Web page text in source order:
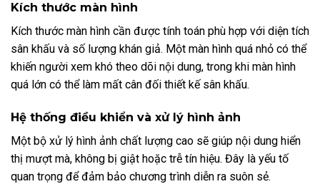
Kích thước màn hình
Kích thước màn hình cần được tính toán phù hợp với diện tích
sân khấu và số lượng khán giả. Một màn hình quá nhỏ có thể
khiến người xem khó theo dõi nội dung, trong khi màn hình
quá lớn có thể làm mất cân đối thiết kế sân khấu.
Hệ thống điều khiển và xử lý hình ảnh
Một bộ xử lý hình ảnh chất lượng cao sẽ giúp nội dung hiển
thị mượt mà, không bị giật hoặc trễ tín hiệu. Đây là yếu tố
quan trọng để đảm bảo chương trình diễn ra suôn sẻ.